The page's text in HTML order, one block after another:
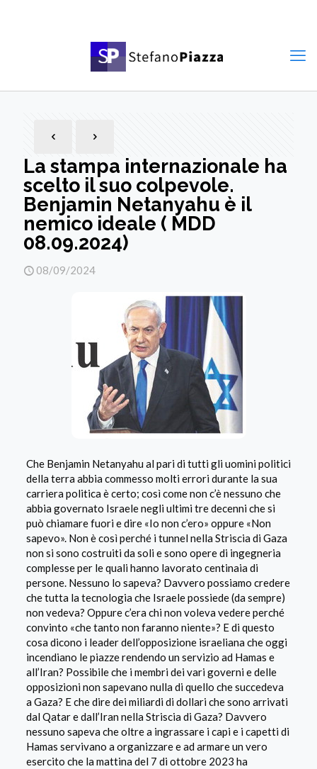
La stampa internazionale ha
scelto il suo colpevole.
Benjamin Netanyahu è il
nemico ideale ( MDD
08.09.2024)
08/09/2024
Che Benjamin Netanyahu al pari di tutti gli uomini politici
della terra abbia commesso molti errori durante la sua
carriera politica è certo; così come non c’è nessuno che
abbia governato Israele negli ultimi tre decenni che si
può chiamare fuori e dire «Io non c’ero» oppure «Non
sapevo». Non è così perché i tunnel nella Striscia di Gaza
non si sono costruiti da soli e sono opere di ingegneria
complesse per le quali hanno lavorato centinaia di
persone. Nessuno lo sapeva? Davvero possiamo credere
che tutta la tecnologia che Israele possiede (da sempre)
non vedeva? Oppure c’era chi non voleva vedere perché
convinto «che tanto non faranno niente»? E di questo
cosa dicono i leader dell’opposizione israeliana che oggi
incendiano le piazze rendendo un servizio ad Hamas e
all’Iran? Possibile che i membri dei vari governi e delle
opposizioni non sapevano nulla di quello che succedeva
a Gaza? E che dire dei miliardi di dollari che sono arrivati
dal Qatar e dall’Iran nella Striscia di Gaza? Davvero
nessuno sapeva che oltre a ingrassare i capi e i capetti di
Hamas servivano a organizzare e ad armare un vero
esercito che la mattina del 7 di ottobre 2023 ha